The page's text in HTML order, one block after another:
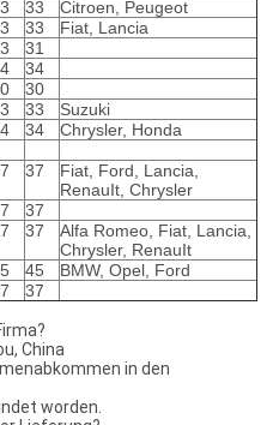
33
Citroen, Peugeot
33
Fiat, Lancia
31
34
30
33
Suzuki
34
Chrysler, Honda
37
Fiat, Ford, Lancia,
RenauIt, Chrysler
37
37
Alfa Romeo, Fiat, Lancia,
Chrysler, RenauIt
45
BMW, Opel, Ford
37
China
in den
worden.